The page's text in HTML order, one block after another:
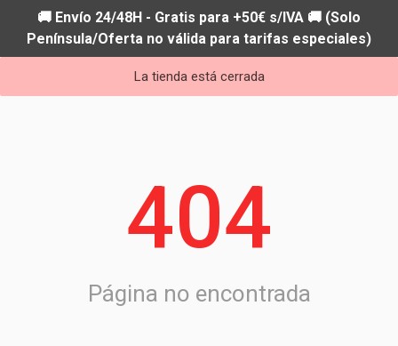
🚚 Envío 24/48H - Gratis para +50€ s/IVA 🚚 (Solo
Península/Oferta no válida para tarifas especiales)
La tienda está cerrada
404
Página no encontrada